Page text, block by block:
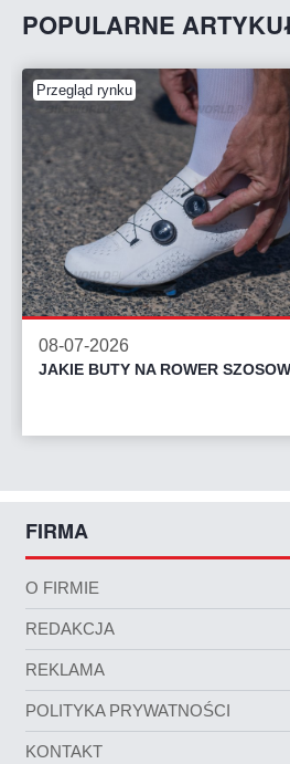
POPULARNE
Przegląd rynku
08-07-2026
JAKIE BUTY NA ROWER
FIRMA
O FIRMIE
REDAKCJA
REKLAMA
POLITYKA PRYWATNOŚCI
KONTAKT